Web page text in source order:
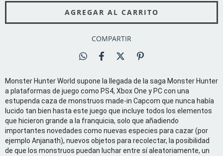
COMPARTIR
Monster Hunter World supone la llegada de la saga Monster Hunter
a plataformas de juego como PS4, Xbox One y PC con una
estupenda caza de monstruos made-in Capcom que nunca había
lucido tan bien hasta este juego que incluye todos los elementos
que hicieron grande a la franquicia, solo que añadiendo
importantes novedades como nuevas especies para cazar (por
ejemplo Anjanath), nuevos objetos para recolectar, la posibilidad
de que los monstruos puedan luchar entre sí aleatoriamente, un